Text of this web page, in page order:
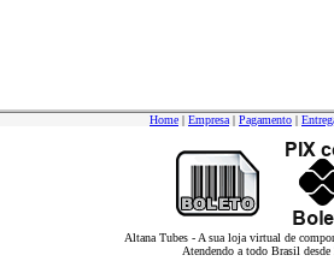
Home | Empresa | Pagamento |
Altana Tubes - A sua loja virtual de
Atendendo a todo Brasil desde